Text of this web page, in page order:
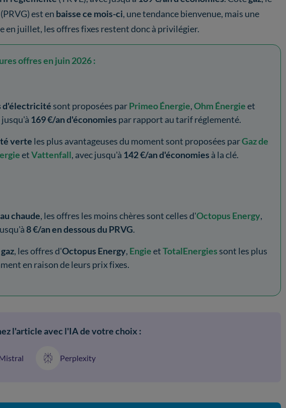
(PRVG) est en baisse ce mois-ci, une tendance bienvenue, mais une
en juillet, les offres fixes restent donc à privilégier.
offres en juin 2026 :
d'électricité sont proposées parPrimeo Énergie,Ohm Énergieet
169 €/an d'économies par rapport au tarif réglementé.
verte les plus avantageuses du moment sont proposées parGaz de
etVattenfall, avec jusqu'à 142 €/an d'économies à la clé.
chaude, les offres les moins chères sont celles d'Octopus Energy,
8 €/an en dessous du PRVG.
, les offres d'Octopus Energy, EngieetTotalEnergies sont les plus
en raison de leurs prix fixes.
l'article avec l'IA de votre choix :
Perplexity